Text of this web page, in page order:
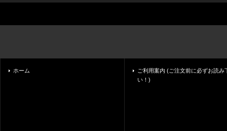
ホーム
ご利用案内 (ご注文前に必ずお読み
い！)